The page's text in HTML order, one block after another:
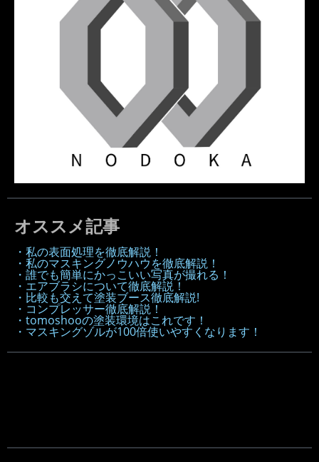
オススメ記事
・私の表面処理を徹底解説！
・私のマスキングノウハウを徹底解説！
・誰でも簡単にかっこいい写真が撮れる！
・エアブラシについて徹底解説！
・比較も交えて塗装ブース徹底解説!
・コンプレッサー徹底解説！
・tomoshooの塗装環境はこれです！
・マスキングゾルが100倍使いやすくなります！